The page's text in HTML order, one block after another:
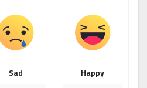
Happy
Sad